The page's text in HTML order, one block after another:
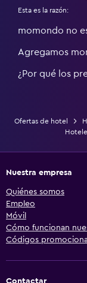
Esta es la razón:
momondo no
Agregamos
¿Por qué los
Ofertas de hotel
Nuestra empresa
Quiénes somos
Empleo
Móvil
Cómo funcionan
Códigos
Contactar